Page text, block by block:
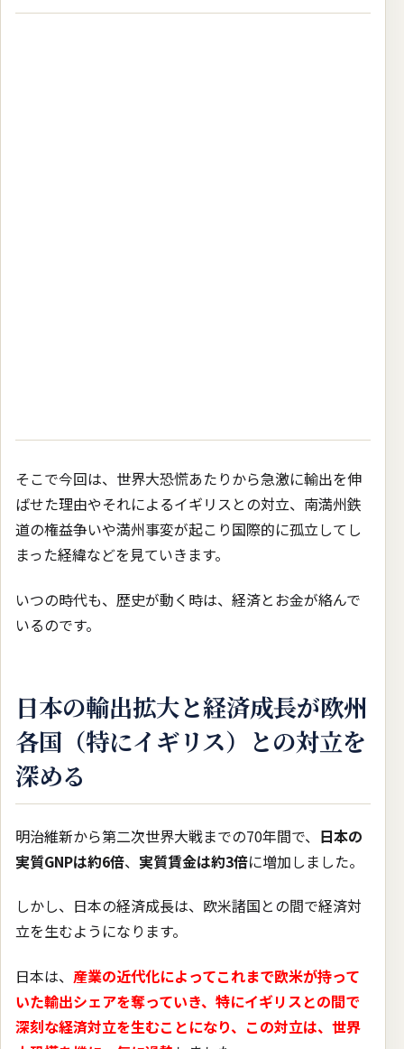
そこで今回は、世界大恐慌あたりから急激に輸出を伸
ばせた理由やそれによるイギリスとの対立、南満州鉄
道の権益争いや満州事変が起こり国際的に孤立してし
まった経緯などを見ていきます。
いつの時代も、歴史が動く時は、経済とお金が絡んで
いるのです。
日本の輸出拡大と経済成長が欧州
各国（特にイギリス）との対立を
深める
明治維新から第二次世界大戦までの70年間で、 日本の
実質GNPは約6倍、 実質賃金は約3倍に増加しました。
しかし、日本の経済成長は、欧米諸国との間で経済対
立を生むようになります。
日本は、 産業の近代化によってこれまで欧米が持って
いた輸出シェアを奪っていき、特にイギリスとの間で
深刻な経済対立を生むことになり、この対立は、世界